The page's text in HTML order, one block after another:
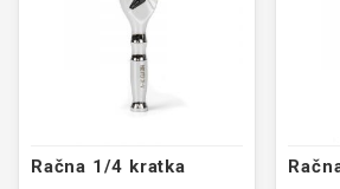
Račna 1/4 kratka